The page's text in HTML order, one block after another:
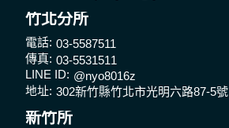
竹北分所
電話: 03-5587511
傳真: 03-5531511
LINE ID: @nyo8016z
地址: 302新竹縣竹北市光明六路87-5號
新竹所